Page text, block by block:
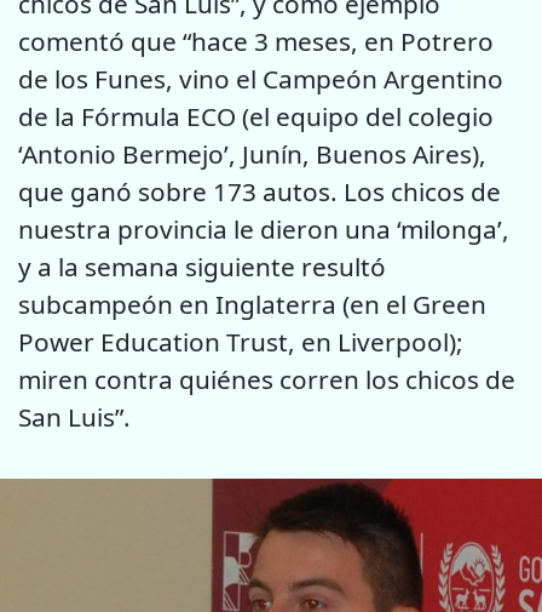
comentó que “hace 3 meses, en Potrero
de los Funes, vino el Campeón Argentino
de la Fórmula ECO (el equipo del colegio
‘Antonio Bermejo’, Junín, Buenos Aires),
que ganó sobre 173 autos. Los chicos de
nuestra provincia le dieron una ‘milonga’,
y a la semana siguiente resultó
subcampeón en Inglaterra (en el Green
Power Education Trust, en Liverpool);
miren contra quiénes corren los chicos de
San Luis”.